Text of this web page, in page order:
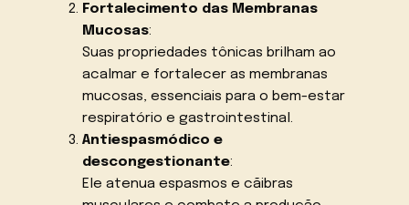
Fortalecimento das Membranas
Mucosas:
Suas propriedades tônicas brilham ao
acalmar e fortalecer as membranas
mucosas, essenciais para o bem-estar
respiratório e gastrointestinal.
Antiespasmódico e
descongestionante:
Ele atenua espasmos e cãibras